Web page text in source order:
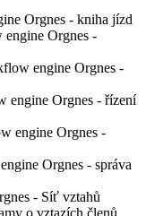
Orgnes - kniha jízd
Orgnes -
engine Orgnes -
engine Orgnes - řízení
engine Orgnes -
Orgnes - správa
- Síť vztahů
o vztazích členů